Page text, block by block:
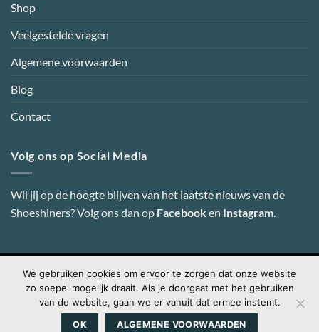
Shop
Veelgestelde vragen
Algemene voorwaarden
Blog
Contact
Volg ons op Social Media
Wil jij op de hoogte blijven van het laatste nieuws van de
Shoeshiners? Volg ons dan op Facebooken Instagram.
Visa PayPal MasterCardCredit
Card
IDeal
Copyright 2026 © Shoeshiners Online-Webdesign door Super
We gebruiken cookies om ervoor te zorgen dat onze website
zo soepel mogelijk draait. Als je doorgaat met het gebruiken
van de website, gaan we er vanuit dat ermee instemt.
OK ALGEMENE VOORWAARDEN